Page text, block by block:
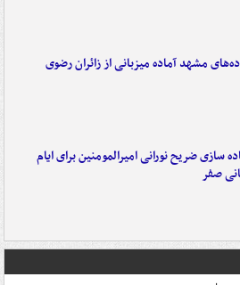
مشهد آماده میزبانی از زائران رضوی
سازی ضریح نورانی امیرالمومنین برای ایام
صفر